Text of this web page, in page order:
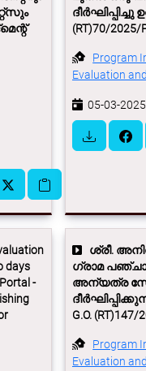
ദീര്‍ഘിപ്പിച്ചു
(RT)70/2025/
Program
Evaluation
05-03-2025
days
-
ശ്രീ.
ഗ്രാമ
അന്യത്ര
G.O. (RT)147/
Program
Evaluation